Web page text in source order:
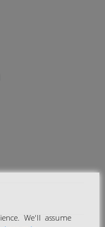
We'll assume